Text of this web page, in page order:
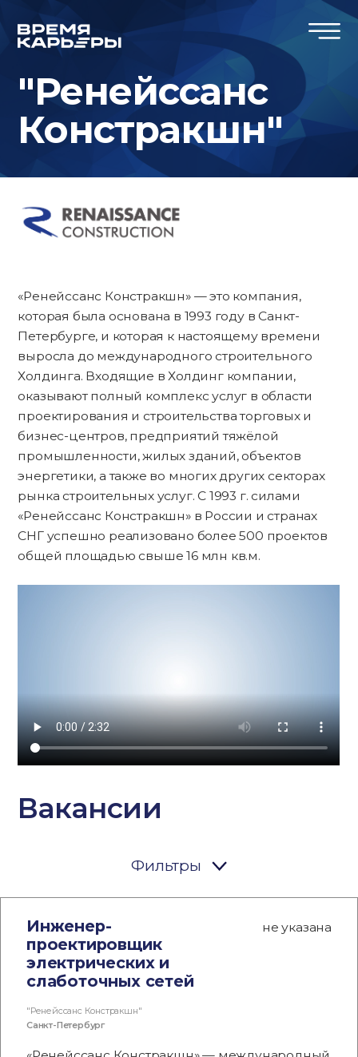
"Ренейссанс
Констракшн"
«Ренейссанс Констракшн» — это компания,
которая была основана в 1993 году в Санкт-
Петербурге, и которая к настоящему времени
выросла до международного строительного
Холдинга. Входящие в Холдинг компании,
оказывают полный комплекс услуг в области
проектирования и строительства торговых и
бизнес-центров, предприятий тяжёлой
промышленности, жилых зданий, объектов
энергетики, а также во многих других секторах
рынка строительных услуг. С 1993 г. силами
«Ренейссанс Констракшн» в России и странах
СНГ успешно реализовано более 500 проектов
общей площадью свыше 16 млн кв.м.
Вакансии
Фильтры
Инженер-
проектировщик
электрических и
слаботочных сетей
не указана
"Ренейссанс Констракшн"
Санкт-Петербург